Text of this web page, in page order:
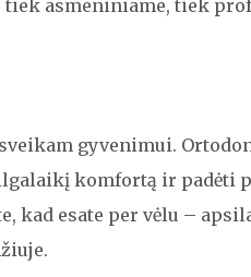
asmeniniame, tiek
gyvenimui.
komfortą ir padėti
kad esate per vėlu –